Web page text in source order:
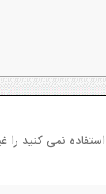
نمی کنید را